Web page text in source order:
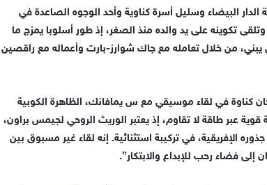
البيضاء وسليل أسرة كناوية وأحد الوجوه الصاعدة في
تكوينه على يد والده منذ الصغر، إذ طور أسلوبا يمزج ما
من خلال تعامله مع جاك شوارز-بارت وأعماله مع راقصين
كناوة في لقاء موسيقي مع س يمافانك، الظاهرة الكوبية
عبر طاقة لا تقاوم، إذ يعتبر الوريث الروحي لجيمس براون،
الإفريقية، في تركيبة استثنائية. إنه لقاء غير مسبوق بين
إلى فضاء رحب للإبداع والابتكار”.